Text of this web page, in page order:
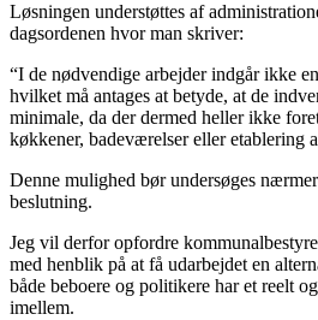
Løsningen understøttes af
dagsordenen hvor man skriver:
“I de nødvendige arbejder indgår ikke
hvilket må antages at betyde, at de
minimale, da der dermed heller ikke
køkkener, badeværelser eller etablering
Denne mulighed bør undersøges
beslutning.
Jeg vil derfor opfordre
med henblik på at få udarbejdet en
både beboere og politikere har et reelt
imellem.